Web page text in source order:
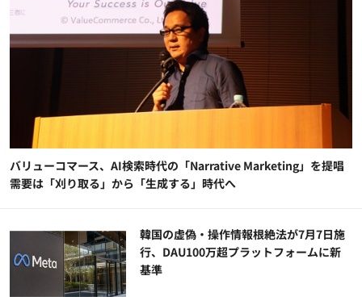
バリューコマース、AI検索時代の「Narrative Marketing」を提唱
需要は「刈り取る」から「生成する」時代へ
韓国の虚偽・操作情報根絶法が7月7日施
行、DAU100万超プラットフォームに新
基準